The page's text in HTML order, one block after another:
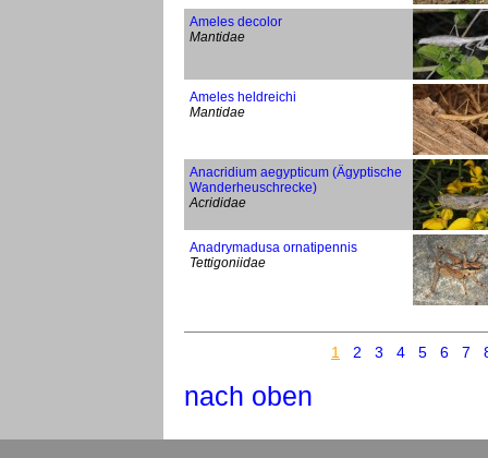
Ameles decolor
Mantidae
Ameles heldreichi
Mantidae
Anacridium aegypticum (Ägyptische
Wanderheuschrecke)
Acrididae
Anadrymadusa ornatipennis
Tettigoniidae
1 2 3 4 5 6 7
nach oben